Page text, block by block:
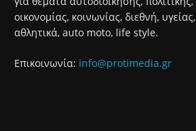
οικονομίας, κοινωνίας, διεθνή, υγείας,
αθλητικά, auto moto, life style.
Επικοινωνία: info@protimedia.gr